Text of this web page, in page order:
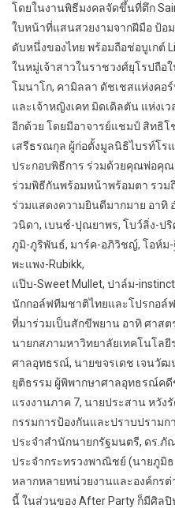
โดยในงานพิธีมงคลจัดขึ้นที่ตึก
ใบหน้าที่แสนสวยงามจากฝีมือ ป้อ
ดับหนึ่งของไทย พร้อมถือช่อบูเกต์
ในหมู่เจ้าสาวในราชวงศ์ยุโรปถือ
โมนาโก, คามิลลา ดัชเชสแห่งคอ
และเจ้าหญิงเคท มิดเดิลตัน แห่งเ
อีกด้วย โดยมีอาจารย์แชมป์ สิทธิโ
เสรีธรณกุล ผู้ก่อตั้งมูลนิธิไบรท์โร
ประกอบพิธีการ ร่วมด้วยคุณพ่อคุ
ร่วมพิธีกันพร้อมหน้าพร้อมตา รวม
ร่วมแสดงความยินดีมากมาย อาทิ
วนิดา, เบนซ์-ปุณยาพร, โบว์ลิ่ง-ป
ภูมิ-ภูริพันธ์, มาร์ค-อภิวิชญ์, โอห์ม
พะแพง-Rubikk,
แป๊บ-Sweet Mullet, ปาล์ม-
นักกอล์ฟทีมชาติไทยและโปรกอล์
ที่มาร่วมเป็นสักขีพยาน อาทิ ศาส
นายกสภามหาวิทยาลัยเทคโนโล
ศาลอุทธรณ์, นายขจรเดช เจนวัฒ
ยุติธรรม ผู้พิพากษาศาลอุทธรณ์ค
แรงงานภาค 7, นายประสาน หวั
กรรมการป้องกันและปราบปราม
ประจำสำนักนายกรัฐมนตรี, ดร.
ประจำกระทรวงพาณิชย์ (นายภูมิ
หลากหลายหน่วยงานและองค์กรต่
นี้ ในส่วนของ After Party ก็มีศิล